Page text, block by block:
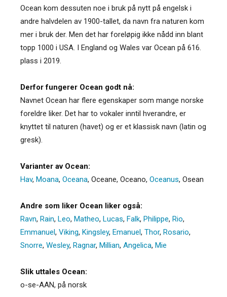
Ocean kom dessuten noe i bruk på nytt på engelsk i
andre halvdelen av 1900-tallet, da navn fra naturen kom
mer i bruk der. Men det har foreløpig ikke nådd inn blant
topp 1000 i USA. I England og Wales var Ocean på 616.
plass i 2019.
Derfor fungerer Ocean godt nå:
Navnet Ocean har flere egenskaper som mange norske
foreldre liker. Det har to vokaler inntil hverandre, er
knyttet til naturen (havet) og er et klassisk navn (latin og
gresk).
Varianter av Ocean:
Hav, Moana, Oceana, Oceane, Oceano, Oceanus, Osean
Andre som liker Ocean liker også:
Ravn, Rain, Leo, Matheo, Lucas, Falk, Philippe, Rio,
Emmanuel, Viking, Kingsley, Emanuel, Thor, Rosario,
Snorre, Wesley, Ragnar, Millian, Angelica, Mie
Slik uttales Ocean:
o-se-AAN, på norsk